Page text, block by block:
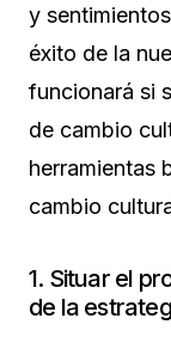
y
éxito de la
funcionará si
de cambio
herramientas
cambio
1. Situar el
de la